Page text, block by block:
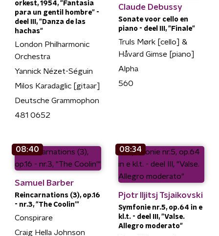
orkest, 1954, "Fantasia
para un gentil hombre" -
deel III, "Danza de las
hachas"
London Philharmonic
Orchestra
Yannick Nézet-Séguin
Milos Karadaglic [gitaar]
Deutsche Grammophon
481 0652
Claude Debussy
Sonate voor cello en
piano - deel III, "Finale"
Truls Mørk [cello] &
Håvard Gimse [piano]
Alpha
560
08:40
Samuel Barber
Reincarnations (3), op.16
- nr.3, "The Coolin'"
Conspirare
Craig Hella Johnson
08:34
Pjotr Iljitsj Tsjaikovski
Symfonie nr.5, op.64 in e
kl.t. - deel III, "Valse.
Allegro moderato"